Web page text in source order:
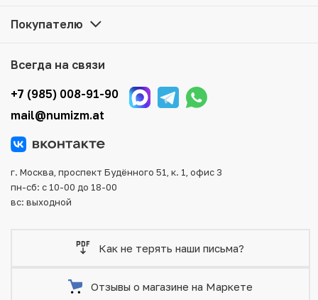
нашем складе.
того, возможен самовывоз товара из офиса магазина.
Для вашего удобства представлены несколько способов
оплаты и доставки заказа. Все отправления надежно и
тщательно упаковываются, что исключает возможность
Покупателю
Всегда на связи
+7 (985) 008-91-90
mail@numizm.at
г. Москва, проспект Будённого 51, к. 1, офис 3
пн-сб: с 10-00 до 18-00
вс: выходной
Как не терять наши письма?
Отзывы о магазине на Маркете